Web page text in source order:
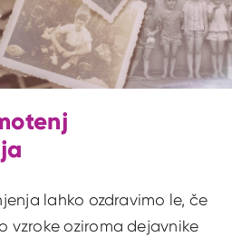
lahko ozdravimo le, če
vzroke oziroma dejavnike